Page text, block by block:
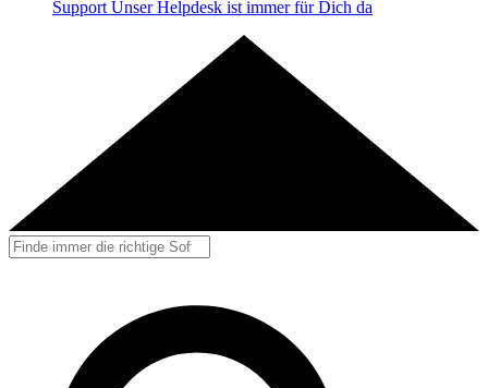
Support Unser Helpdesk ist immer für Dich da